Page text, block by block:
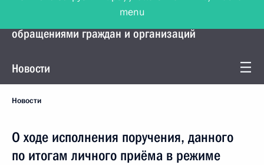
Управление Президента по работе с
обращениями граждан и организаций
Новости
Новости
О ходе исполнения поручения, данного
по итогам личного приёма в режиме
menu